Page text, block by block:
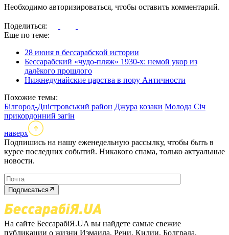
Необходимо авторизироваться, чтобы оставить комментарий.
Поделиться:
Еще по теме:
28 июня в бессарабской истории
Бессарабский «чудо-пляж» 1930-х: немой укор из
далёкого прошлого
Нижнедунайские царства в пору Античности
Похожие темы:
Білгород-Дністровський район Джура козаки Молода Січ
прикордонний загін
наверх
Подпишись на нашу еженедельную рассылку, чтобы быть в
курсе последних событий. Никакого спама, только актуальные
новости.
Подписаться
На сайте БессарабіЯ.UA вы найдете самые свежие
публикации о жизни Измаила, Рени, Килии, Болграда,